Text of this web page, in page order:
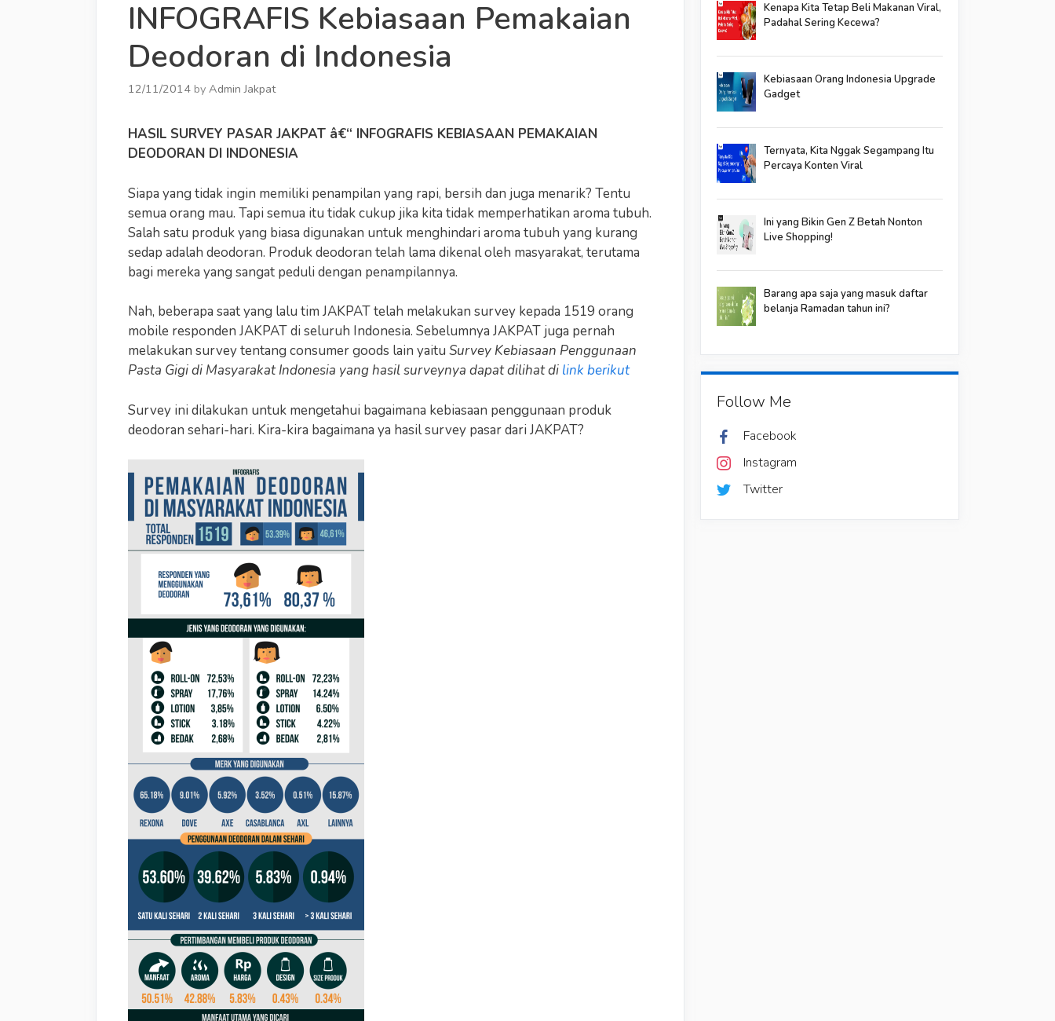
INFOGRAFIS Kebiasaan Pemakaian
Deodoran di Indonesia
12/11/2014 by Admin Jakpat
HASIL SURVEY PASAR JAKPAT â€“ INFOGRAFIS KEBIASAAN PEMAKAIAN
DEODORAN DI INDONESIA
Siapa yang tidak ingin memiliki penampilan yang rapi, bersih dan juga menarik? Tentu
semua orang mau. Tapi semua itu tidak cukup jika kita tidak memperhatikan aroma tubuh.
Salah satu produk yang biasa digunakan untuk menghindari aroma tubuh yang kurang
sedap adalah deodoran. Produk deodoran telah lama dikenal oleh masyarakat, terutama
bagi mereka yang sangat peduli dengan penampilannya.
Nah, beberapa saat yang lalu tim JAKPAT telah melakukan survey kepada 1519 orang
mobile responden JAKPAT di seluruh Indonesia. Sebelumnya JAKPAT juga pernah
melakukan survey tentang consumer goods lain yaitu Survey Kebiasaan Penggunaan
Pasta Gigi di Masyarakat Indonesia yang hasil surveynya dapat dilihat di link berikut
Survey ini dilakukan untuk mengetahui bagaimana kebiasaan penggunaan produk
deodoran sehari-hari. Kira-kira bagaimana ya hasil survey pasar dari JAKPAT?
Kenapa Kita Tetap Beli Makanan Viral,
Padahal Sering Kecewa?
Kebiasaan Orang Indonesia Upgrade
Gadget
Ternyata, Kita Nggak Segampang Itu
Percaya Konten Viral
Ini yang Bikin Gen Z Betah Nonton
Live Shopping!
Barang apa saja yang masuk daftar
belanja Ramadan tahun ini?
Follow Me
Facebook
Instagram
Twitter